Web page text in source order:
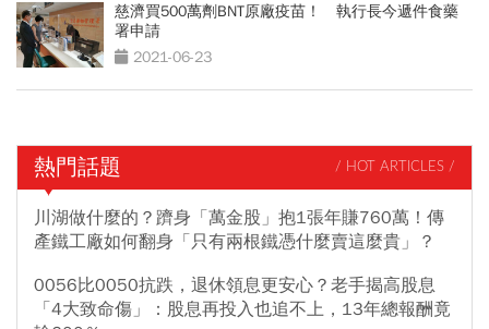
慈濟買500萬劑BNT原廠疫苗！ 執行長今遞件食藥
署申請
2021-06-23
熱門話題 / HOT ARTICLES /
川湖做什麼的？躋身「萬金股」抱1張年賺760萬！傳
產鐵工廠如何翻身「只有兩根鐵憑什麼賣這麼貴」？
0056比0050抗跌，退休領息更安心？老手揭高股息
「4大致命傷」：股息再投入也追不上，13年總報酬竟